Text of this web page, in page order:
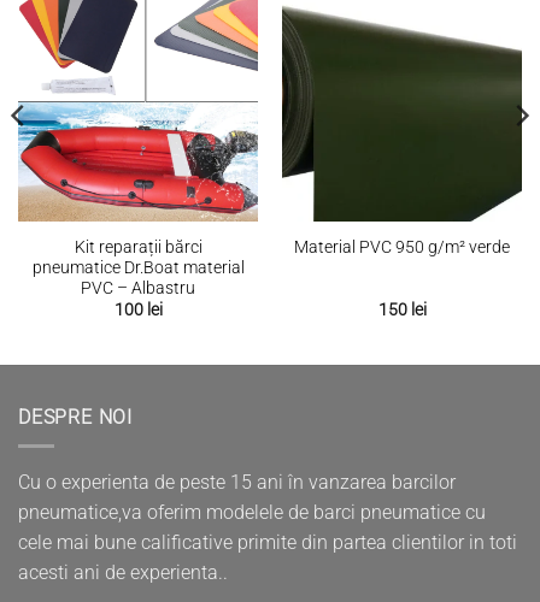
Kit reparații bărci
pneumatice Dr.Boat material
PVC – Albastru
100 lei
Material PVC 950 g/m² verde
150 lei
DESPRE NOI
Cu o experienta de peste 15 ani în vanzarea barcilor
pneumatice,va oferim modelele de barci pneumatice cu
cele mai bune calificative primite din partea clientilor in toti
acesti ani de experienta..